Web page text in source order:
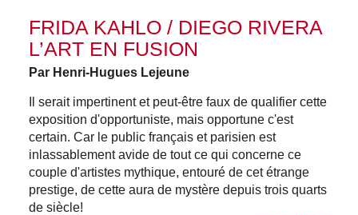
FRIDA KAHLO / DIEGO RIVERA
L’ART EN FUSION
Par Henri-Hugues Lejeune
Il serait impertinent et peut-être faux de qualifier cette
exposition d'opportuniste, mais opportune c'est
certain. Car le public français et parisien est
inlassablement avide de tout ce qui concerne ce
couple d'artistes mythique, entouré de cet étrange
prestige, de cette aura de mystère depuis trois quarts
de siècle!